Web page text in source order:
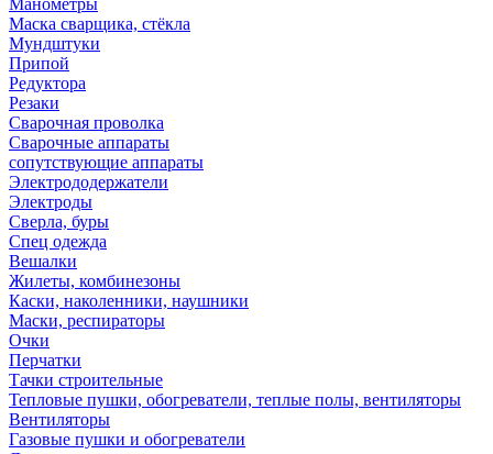
Манометры
Маска сварщика, стёкла
Мундштуки
Припой
Редуктора
Резаки
Сварочная проволка
Сварочные аппараты
сопутствующие аппараты
Электрододержатели
Электроды
Сверла, буры
Спец одежда
Вешалки
Жилеты, комбинезоны
Каски, наколенники, наушники
Маски, респираторы
Очки
Перчатки
Тачки строительные
Тепловые пушки, обогреватели, теплые полы, вентиляторы
Вентиляторы
Газовые пушки и обогреватели